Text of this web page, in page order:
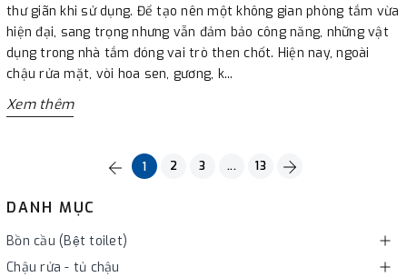
DANH MỤC
Bồn cầu (Bệt toilet)
Chậu rửa - tủ chậu
thư giãn khi sử dụng. Để tạo nên một không gian phòng tắm vừa
hiện đại, sang trọng nhưng vẫn đảm bảo công năng, những vật
dụng trong nhà tắm đóng vai trò then chốt. Hiện nay, ngoài
chậu rửa mặt, vòi hoa sen, gương, k...
Xem thêm
1 2 3 ... 13